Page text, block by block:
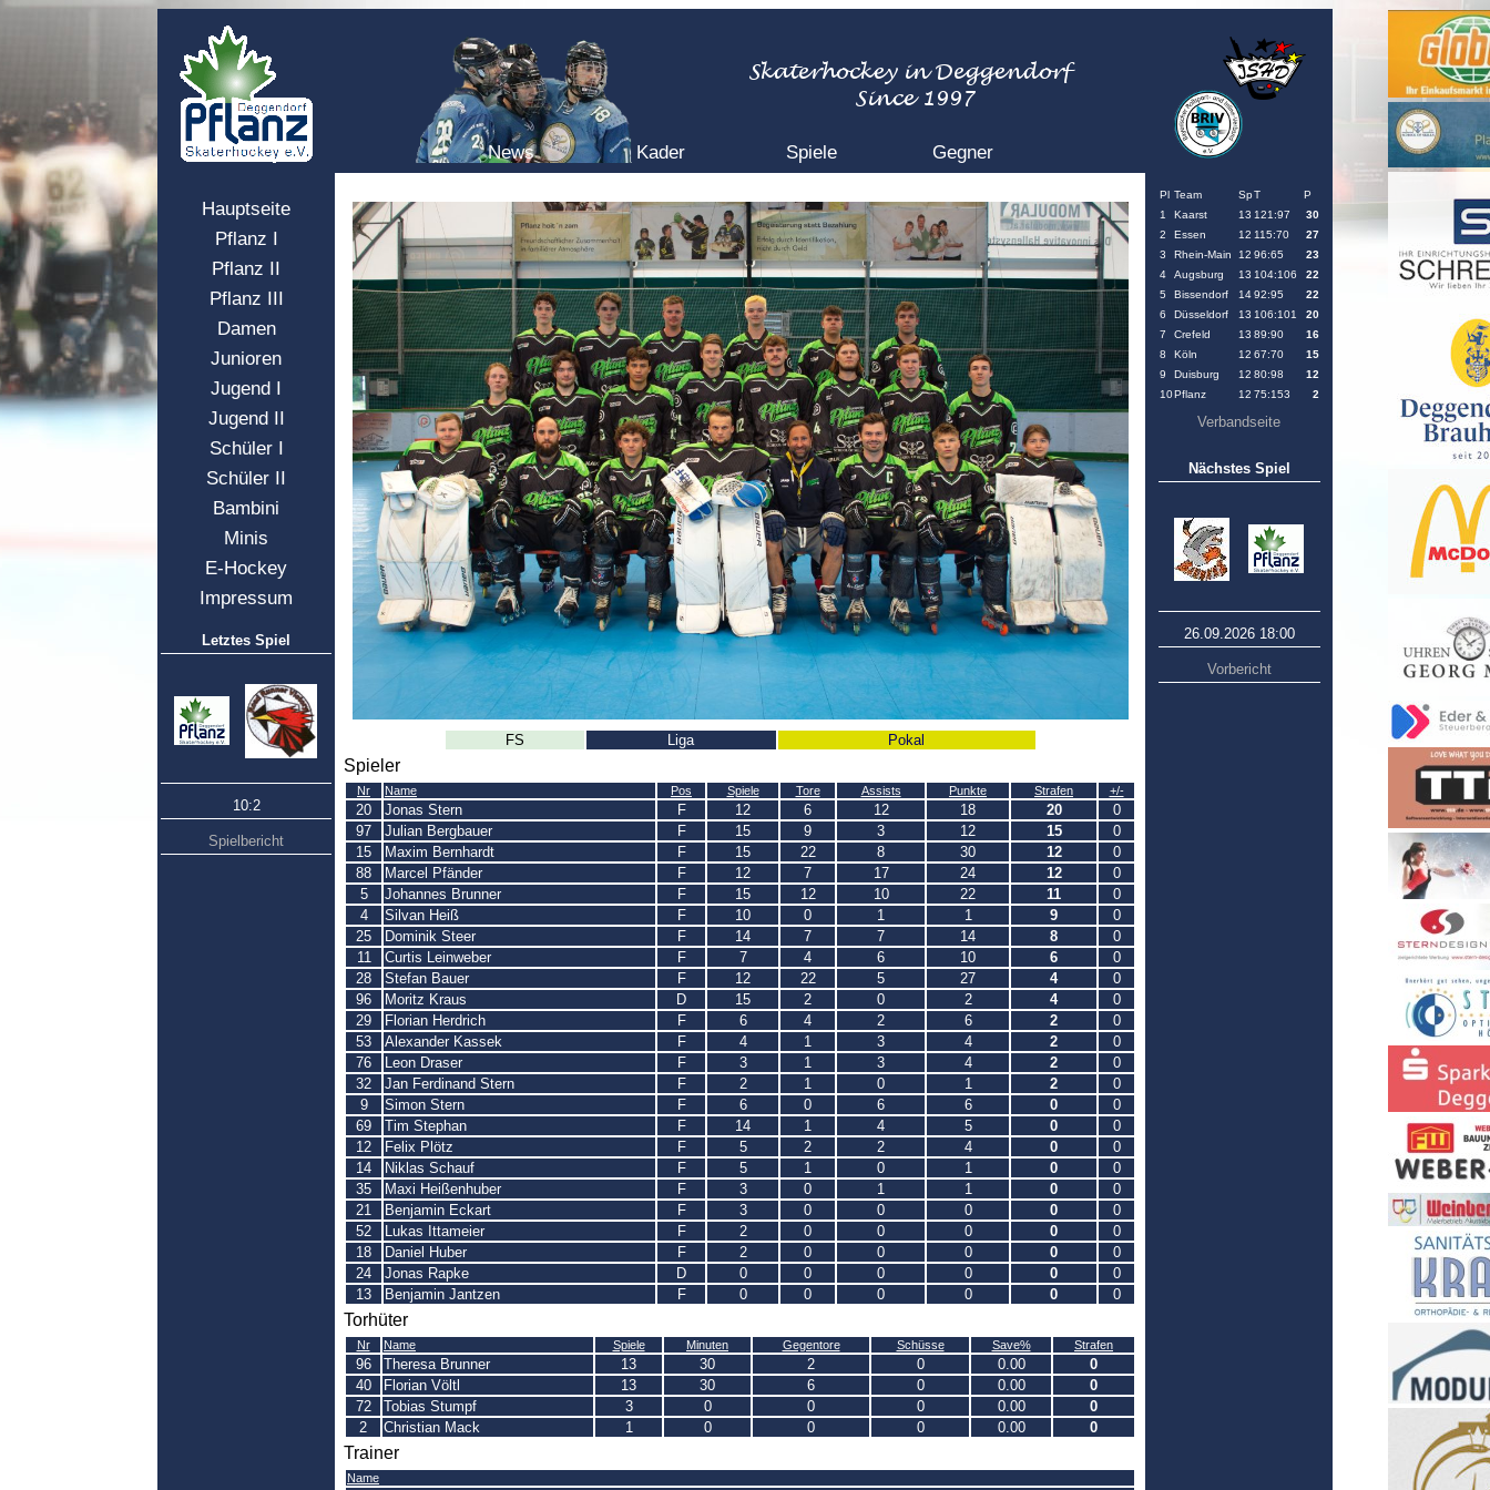
News Kader Spiele Gegner
Hauptseite
Pflanz I
Pflanz II
Pflanz III
Damen
Junioren
Jugend I
Jugend II
Schüler I
Schüler II
Bambini
Minis
E-Hockey
Impressum
Letztes Spiel
10:2
Spielbericht
FS Liga Pokal
Spieler
Nr Name Pos Spiele Tore Assists Punkte Strafen +/-
20 Jonas Stern F 12 6 12 18 20
0
97
Julian Bergbauer F 15 9 3 12 15
0
15
Maxim Bernhardt F 15 22 8 30 12
0
88
Marcel Pfänder F 12 7 17 24 12
0
5
Johannes Brunner F 15 12 10 22 11
0
4
Silvan Heiß F 10 0 1 1 9
0
25
Dominik Steer F 14 7 7 14 8
0
11
Curtis Leinweber F 7 4 6 10 6
0
28
Stefan Bauer F 12 22 5 27 4
0
96
Moritz Kraus D 15 2 0 2 4
0
29
Florian Herdrich F 6 4 2 6 2
0
53
Alexander Kassek F 4 1 3 4 2
0
76
Leon Draser F 3 1 3 4 2
0
32
Jan Ferdinand Stern F 2 1 0 1 2
0
9
Simon Stern F 6 0 6 6 0
0
69
Tim Stephan F 14 1 4 5 0
0
12
Felix Plötz F 5 2 2 4 0
0
14
Niklas Schauf F 5 1 0 1 0
0
35
Maxi Heißenhuber F 3 0 1 1 0
0
21
Benjamin Eckart F 3 0 0 0 0
0
52
Lukas Ittameier F 2 0 0 0 0
0
18
Daniel Huber F 2 0 0 0 0
0
24
Jonas Rapke D 0 0 0 0 0
0
13
Benjamin Jantzen F 0 0 0 0 0 0
Torhüter
Nr Name Spiele Minuten Gegentore Schüsse Save% Strafen
96 Theresa Brunner 13 30 2 0 0.00
0
40
Florian Völtl 13 30 6 0 0.00
0
72
Tobias Stumpf 3 0 0 0 0.00
0
2
Christian Mack 1 0 0 0 0.00 0
Trainer
Name
Pl Team SpT
P
1
Kaarst 13 121:97
30
2
Essen 12 115:70
27
3
Rhein-Main 12 96:65
23
4
Augsburg 13 104:106
22
5
Bissendorf 14 92:95
22
6
Düsseldorf 13 106:101
20
7
Crefeld 13 89:90
16
8
Köln 12 67:70
15
9
Duisburg 12 80:98
12
10Pflanz 12 75:153 2
Verbandseite
Nächstes Spiel
26.09.2026 18:00
Vorbericht